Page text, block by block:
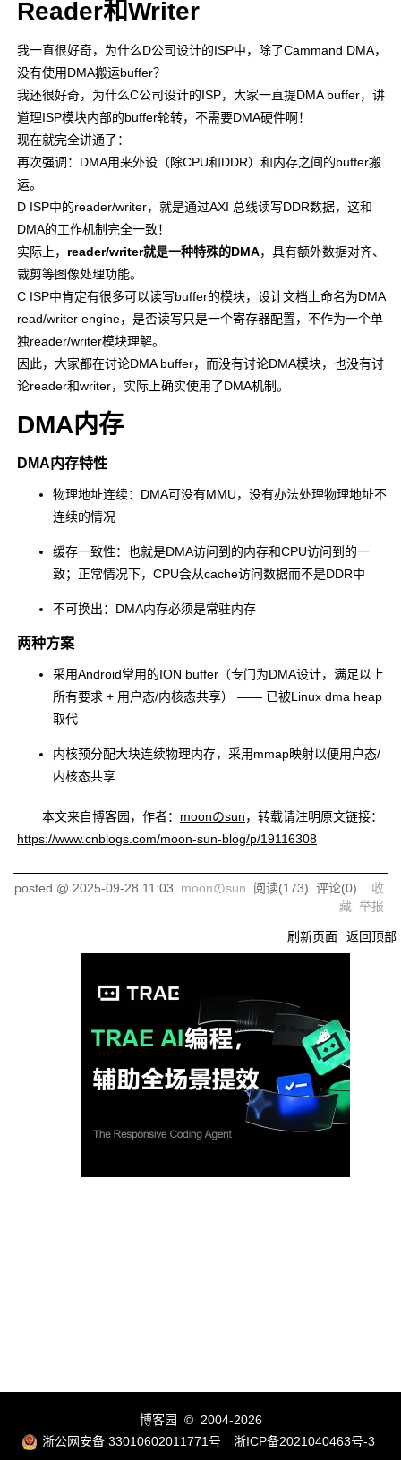
Reader和Writer
我一直很好奇，为什么D公司设计的ISP中，除了Cammand DMA，
没有使用DMA搬运buffer？
我还很好奇，为什么C公司设计的ISP，大家一直提DMA buffer，讲
道理ISP模块内部的buffer轮转，不需要DMA硬件啊！
现在就完全讲通了：
再次强调：DMA用来外设（除CPU和DDR）和内存之间的buffer搬
运。
D ISP中的reader/writer，就是通过AXI 总线读写DDR数据，这和
DMA的工作机制完全一致！
实际上， reader/writer就是一种特殊的DMA，具有额外数据对齐、
裁剪等图像处理功能。
C ISP中肯定有很多可以读写buffer的模块，设计文档上命名为DMA
read/writer engine，是否读写只是一个寄存器配置，不作为一个单
独reader/writer模块理解。
因此，大家都在讨论DMA buffer，而没有讨论DMA模块，也没有讨
论reader和writer，实际上确实使用了DMA机制。
DMA内存
DMA内存特性
物理地址连续：DMA可没有MMU，没有办法处理物理地址不
连续的情况
缓存一致性：也就是DMA访问到的内存和CPU访问到的一
致；正常情况下，CPU会从cache访问数据而不是DDR中
不可换出：DMA内存必须是常驻内存
两种方案
采用Android常用的ION buffer（专门为DMA设计，满足以上
所有要求 + 用户态/内核态共享） —— 已被Linux dma heap
取代
内核预分配大块连续物理内存，采用mmap映射以便用户态/
内核态共享
本文来自博客园，作者： moonのsun，转载请注明原文链接：
https://www.cnblogs.com/moon-sun-blog/p/19116308
posted @ 2025-09-28 11:03 moonのsun 阅读(173) 评论(0) 收
藏 举报
刷新页面 返回顶部
博客园
© 2004-2026
浙公网安备 33010602011771号
浙ICP备2021040463号-3